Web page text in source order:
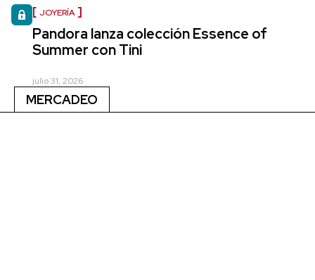
JOYERÍA
Pandora lanza colección Essence of
Summer con Tini
julio 31, 2026
MERCADEO